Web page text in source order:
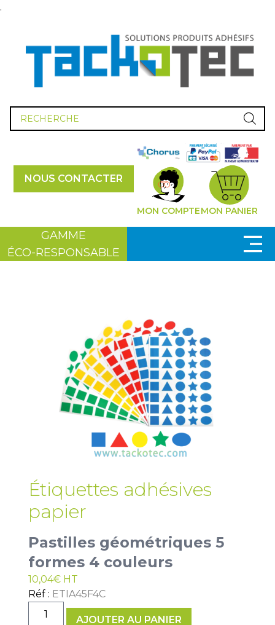
.
Recherche
de
produits
NOUS CONTACTER
MON COMPTEMON PANIER
GAMME
ÉCO-RESPONSABLE
Étiquettes adhésives
papier
Pastilles géométriques 5
formes 4 couleurs
10,04€ HT
Réf : ETIA45F4C
quantité
AJOUTER AU PANIER